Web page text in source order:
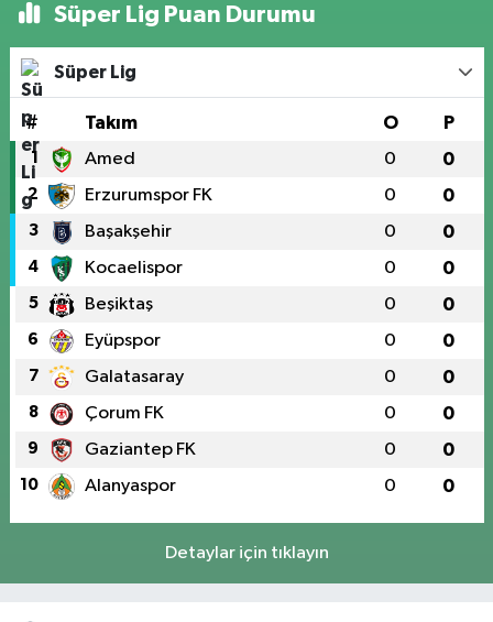
Süper Lig Puan Durumu
Süper Lig
# Takım O P
1 Amed 0 0
2 Erzurumspor FK 0 0
3 Başakşehir 0 0
4 Kocaelispor 0 0
5 Beşiktaş 0 0
6 Eyüpspor 0 0
7 Galatasaray 0 0
8 Çorum FK 0 0
9 Gaziantep FK 0 0
10 Alanyaspor 0 0
Detaylar için tıklayın